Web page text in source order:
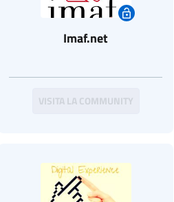
Imaf.net
VISITA LA COMMUNITY